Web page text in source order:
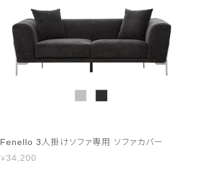
Fenello 3人掛けソファ専用 ソファカバー
34,200